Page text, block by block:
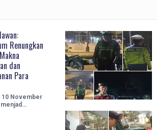
Renungkan
dan
Para
10 November
menjad…